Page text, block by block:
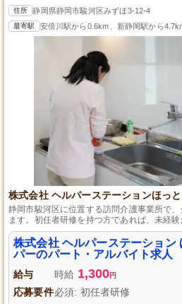
住所 静岡県静岡市駿河区みずほ3-12-4
最寄駅 安倍川駅から0.6km、新静岡駅から
株式会社 ヘルパーステーションほっと
静岡市駿河区に位置する訪問介護事業所で
ます。初任者研修を持つ方であれば、未経
人ひとりの利用者さまに寄り添ったケアを
できます。勤務時間や日数の調整が可能な
境です。真心を持って利用者さまの生活を
株式会社 ヘルパーステーション
パーのパート・アルバイト求人
給与 時給 1,300円
応募要件必須: 初任者研修